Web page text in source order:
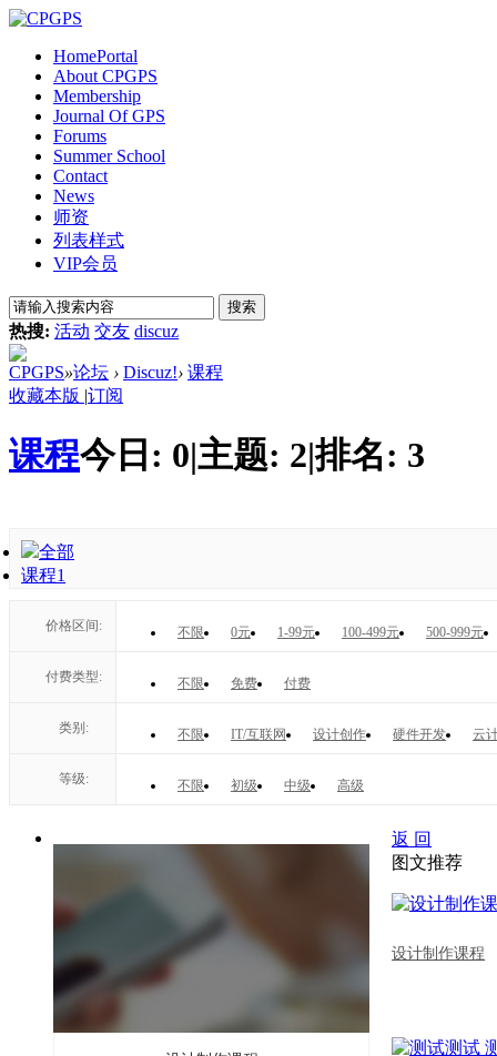
HomePortal
About CPGPS
Membership
Journal Of GPS
Forums
Summer School
Contact
News
师资
列表样式
VIP会员
搜索
热搜: 活动 交友 discuz
CPGPS»论坛 › Discuz!› 课程
收藏本版 |订阅
课程今日: 0|主题: 2|排名: 3
全部
课程1
价格区间: 不限 0元 1-99元 100-499元 500-999元
付费类型: 不限 免费 付费
类别: 不限 IT/互联网 设计创作 硬件开发 云
等级: 不限 初级 中级 高级
返 回
图文推荐
设计制作课程